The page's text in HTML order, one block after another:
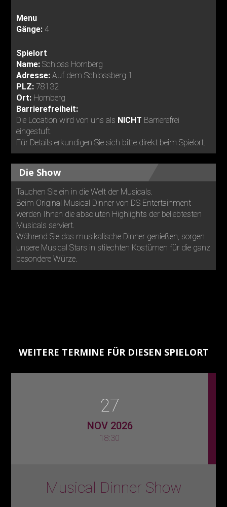
Menu
Gänge: 4
Spielort
Name:Schloss Hornberg
Adresse:Auf dem Schlossberg 1
PLZ: 78132
Ort: Hornberg
Barrierefreiheit:
Die Location wird von uns als NICHT Barrierefrei
eingestuft.
Für Details erkundigen Sie sich bitte direkt beim Spielort.
Die Show
Tauchen Sie ein in die Welt der Musicals.
Beim Original Musical Dinner von DS Entertainment
werden Ihnen die absoluten Highlights der beliebtesten
Musicals serviert.
Während Sie das musikalische Dinner genießen, sorgen
unsere Musical Stars in stilechten Kostümen für die ganz
besondere Würze.
WEITERE TERMINE FÜR DIESEN SPIELORT
27
NOV 2026
18:30
Musical Dinner Show